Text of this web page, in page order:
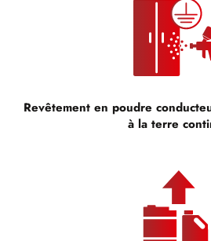
Revêtement en poudre
à la terre